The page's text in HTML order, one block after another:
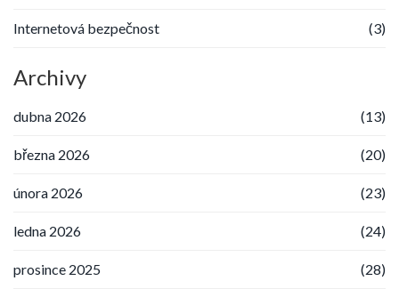
Internetová bezpečnost (3)
Archivy
dubna 2026 (13)
března 2026 (20)
února 2026 (23)
ledna 2026 (24)
prosince 2025 (28)